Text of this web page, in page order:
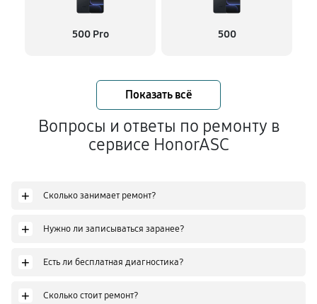
500 Pro 500
Показать всё
Вопросы и ответы по ремонту в
сервисе HonorASC
+ Сколько занимает ремонт?
+ Нужно ли записываться заранее?
+ Есть ли бесплатная диагностика?
+ Сколько стоит ремонт?